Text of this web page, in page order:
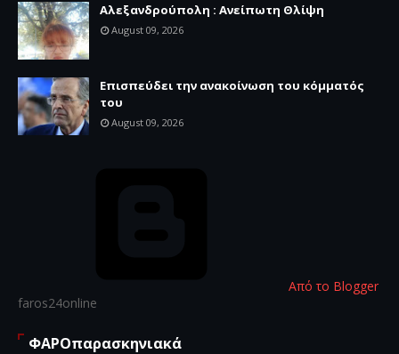
Αλεξανδρούπολη : Ανείπωτη Θλίψη
August 09, 2026
Επισπεύδει την ανακοίνωση του κόμματός
του
August 09, 2026
Από το Blogger
faros24online
ΦΑΡΟπαρασκηνιακά